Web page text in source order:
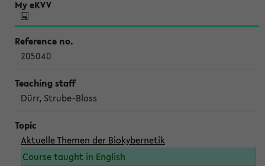
205040
Dürr, Strube-Bloss
Aktuelle Themen der Biokybernetik
Course taught in English